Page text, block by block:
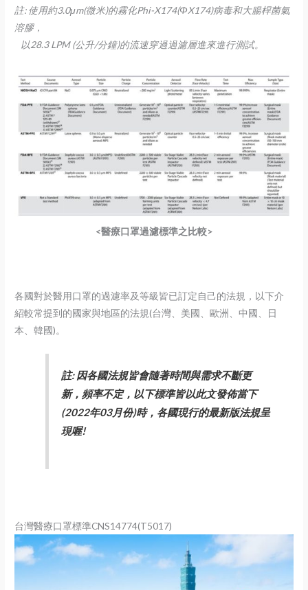
註: 使用約3.0μm(微米)的霧化Phi-X174(ΦX174)病毒和大腸桿菌氣
溶膠，
以28.3 LPM (公升/分鐘)的流速穿過過濾層進來進行測試。
<醫療口罩過濾標準之比較>
各國對於醫用口罩的過濾率及等級皆已訂定自己的法規，以下介
紹較常提到的國家與地區的法規(台灣、美國、歐洲、中國、日
本、韓國)。
註: 因各國法規皆會隨著時間與需求不斷更
新，頻率不定，以下標準皆以此文發佈當下
(2022年03月份)時，各國現行的最新版法規呈
現喔!
台灣醫療口罩標準CNS14774(T5017)